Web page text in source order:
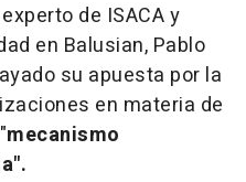
de ISACA y
en Balusian, Pablo
su apuesta por la
en materia de
mecanismo